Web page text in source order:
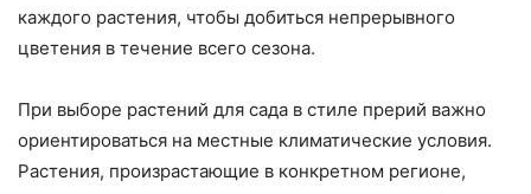
каждого растения, чтобы добиться непрерывного
цветения в течение всего сезона.
При выборе растений для сада в стиле прерий важно
ориентироваться на местные климатические условия.
Растения, произрастающие в конкретном регионе,